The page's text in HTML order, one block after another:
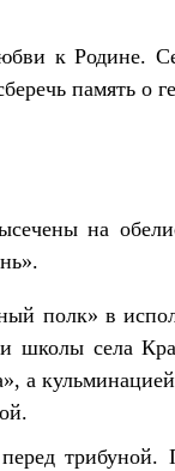
к Родине.
память о
на
полк» в
школы села
а
трибуной.